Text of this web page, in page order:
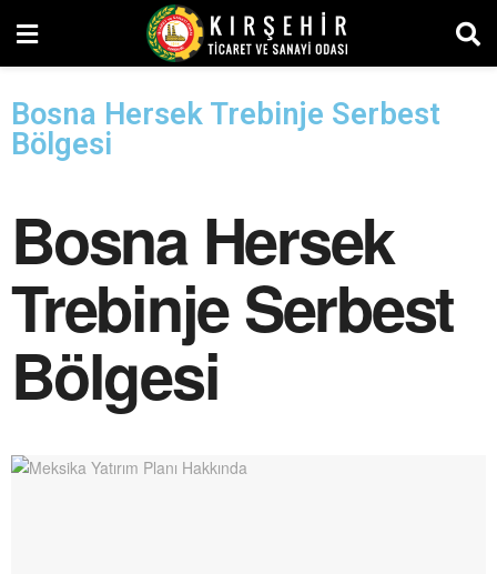
Bosna Hersek Trebinje Serbest
Bölgesi
Bosna Hersek
Trebinje Serbest
Bölgesi